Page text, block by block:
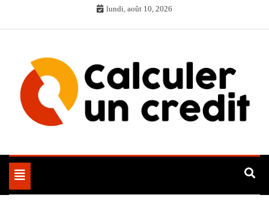
lundi, août 10, 2026
Toggle
navigation